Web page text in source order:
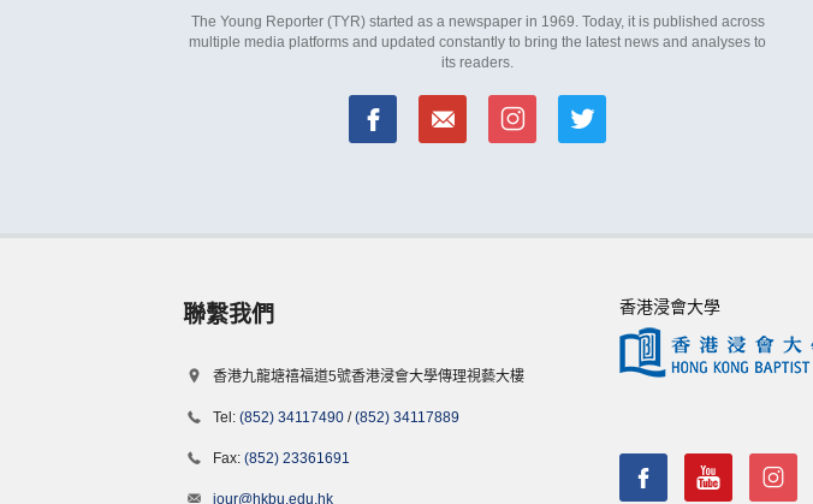
The Young Reporter (TYR) started as a newspaper in 1969. Today, it is published across
multiple media platforms and updated constantly to bring the latest news and analyses to
its readers.
聯繫我們
香港九龍塘禧福道5號香港浸會大學傳理視藝大樓
Tel: (852) 34117490 /(852) 34117889
Fax: (852) 23361691
jour@hkbu.edu.hk
香港浸會大學